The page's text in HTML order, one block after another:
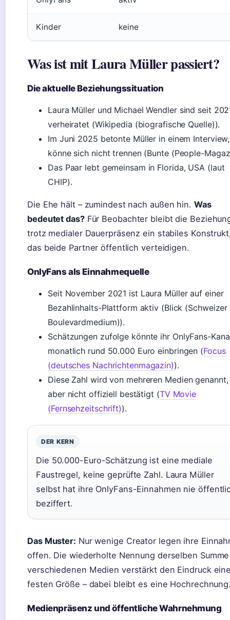
Kinder keine
Was ist mit Laura Müller passiert?
Die aktuelle Beziehungssituation
Laura Müller und Michael Wendler sind seit
verheiratet (Wikipedia (biografische Quelle)).
Im Juni 2025 betonte Müller in einem
könne sich nicht trennen (Bunte (People-
Das Paar lebt gemeinsam in Florida, USA (laut
CHIP).
Die Ehe hält – zumindest nach außen hin. Was
bedeutet das?Für Beobachter bleibt die
trotz medialer Dauerpräsenz ein stabiles
das beide Partner öffentlich verteidigen.
OnlyFans als Einnahmequelle
Seit November 2021 ist Laura Müller auf einer
Bezahlinhalts-Plattform aktiv (Blick (Schweizer
Boulevardmedium)).
Schätzungen zufolge könnte ihr OnlyFans-
monatlich rund 50.000 Euro einbringen (Focus
(deutsches Nachrichtenmagazin)).
Diese Zahl wird von mehreren Medien
aber nicht offiziell bestätigt (TV Movie
(Fernsehzeitschrift)).
DER KERN
Die 50.000-Euro-Schätzung ist eine mediale
Faustregel, keine geprüfte Zahl. Laura Müller
selbst hat ihre OnlyFans-Einnahmen nie
beziffert.
Das Muster: Nur wenige Creator legen ihre
offen. Die wiederholte Nennung derselben
verschiedenen Medien verstärkt den Eindruck
festen Größe – dabei bleibt es eine
Medienpräsenz und öffentliche Wahrnehmung